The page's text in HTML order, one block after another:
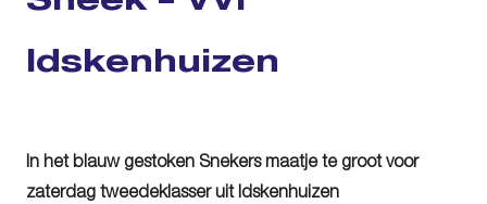
Idskenhuizen
In het blauw gestoken Snekers maatje te groot voor
zaterdag tweedeklasser uit Idskenhuizen